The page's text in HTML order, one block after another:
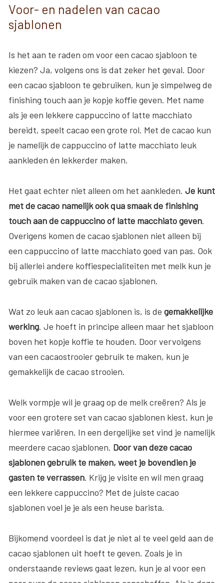
Voor- en nadelen van cacao
sjablonen
Is het aan te raden om voor een cacao sjabloon te
kiezen? Ja, volgens ons is dat zeker het geval. Door
een cacao sjabloon te gebruiken, kun je simpelweg de
finishing touch aan je kopje koffie geven. Met name
als je een lekkere cappuccino of latte macchiato
bereidt, speelt cacao een grote rol. Met de cacao kun
je namelijk de cappuccino of latte macchiato leuk
aankleden én lekkerder maken.
Het gaat echter niet alleen om het aankleden. Je kunt
met de cacao namelijk ook qua smaak de finishing
touch aan de cappuccino of latte macchiato geven.
Overigens komen de cacao sjablonen niet alleen bij
een cappuccino of latte macchiato goed van pas. Ook
bij allerlei andere koffiespecialiteiten met melk kun je
gebruik maken van de cacao sjablonen.
Wat zo leuk aan cacao sjablonen is, is de gemakkelijke
werking. Je hoeft in principe alleen maar het sjabloon
boven het kopje koffie te houden. Door vervolgens
van een cacaostrooier gebruik te maken, kun je
gemakkelijk de cacao strooien.
Welk vormpje wil je graag op de melk creëren? Als je
voor een grotere set van cacao sjablonen kiest, kun je
hiermee variëren. In een dergelijke set vind je namelijk
meerdere cacao sjablonen. Door van deze cacao
sjablonen gebruik te maken, weet je bovendien je
gasten te verrassen. Krijg je visite en wil men graag
een lekkere cappuccino? Met de juiste cacao
sjablonen voel je je als een heuse barista.
Bijkomend voordeel is dat je niet al te veel geld aan de
cacao sjablonen uit hoeft te geven. Zoals je in
onderstaande reviews gaat lezen, kun je al voor een